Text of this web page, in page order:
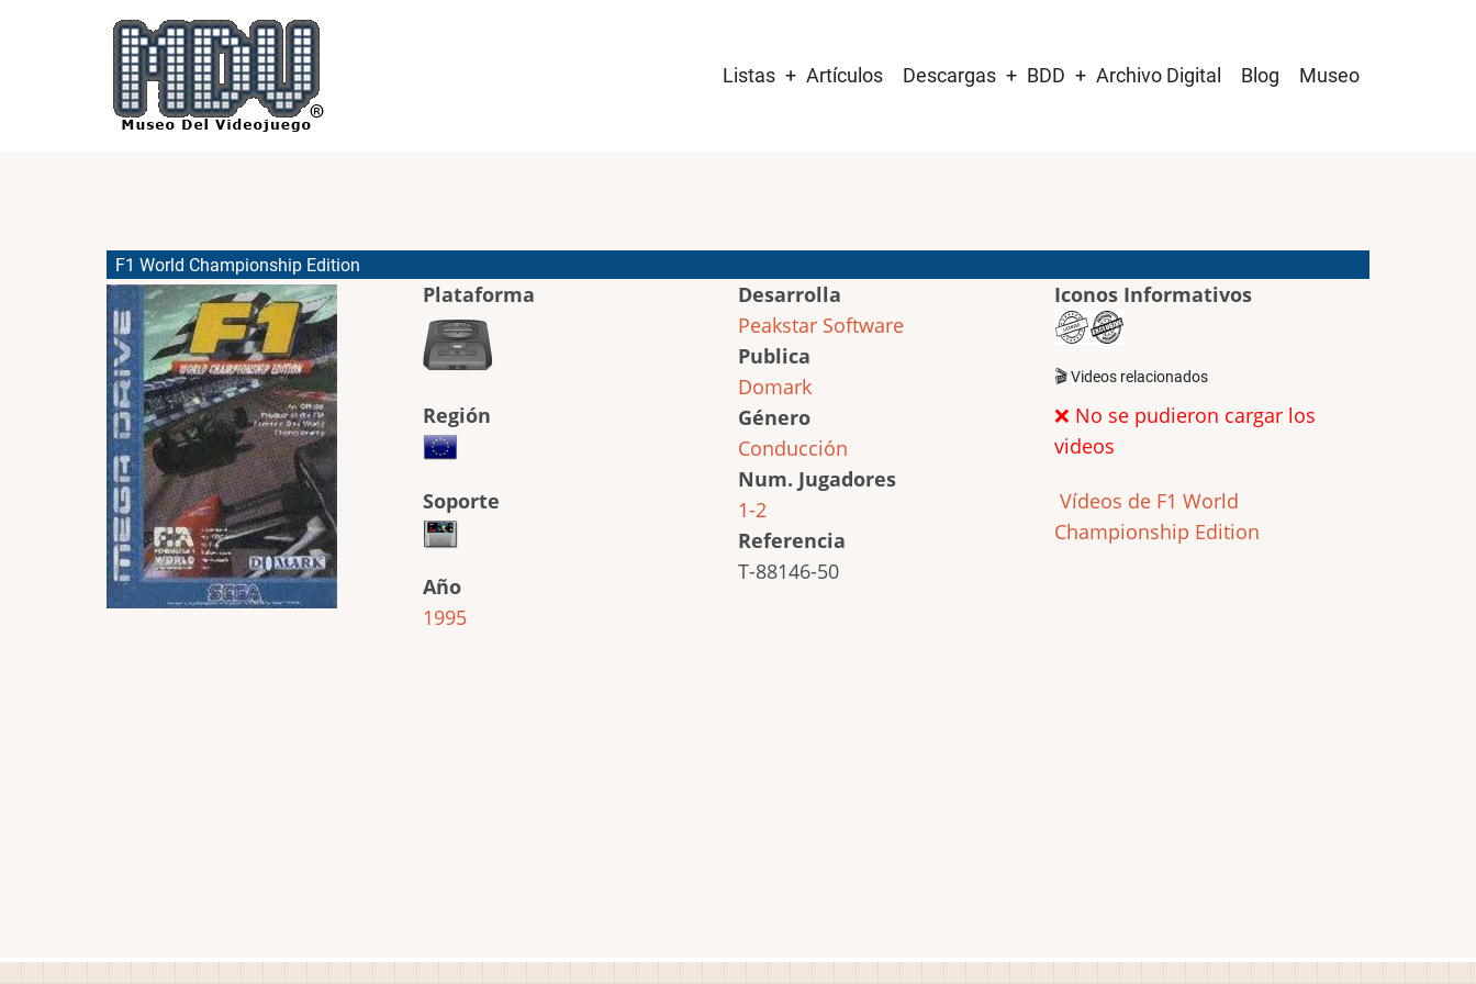
navigation
Listas Artículos Descargas BDD Archivo Digital Blog Museo
F1 World Championship Edition
Plataforma
Región
Soporte
Año
1995
Desarrolla
Peakstar Software
Publica
Domark
Género
Conducción
Num. Jugadores
1-2
Referencia
T-88146-50
Iconos Informativos
🎬 Videos relacionados
❌ No se pudieron cargar los
videos
Vídeos de F1 World
Championship Edition